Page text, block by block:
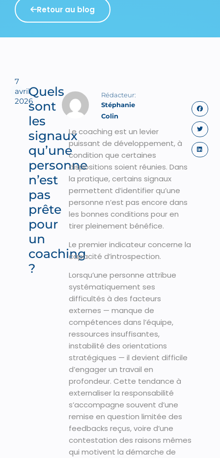
Retour au blog
7
avril
2026
Quels
sont
les
signaux
qu’une
personne
n’est
pas
prête
pour
un
coaching
?
Stéphanie
Colin
Le coaching est un levier
puissant de développement, à
condition que certaines
dispositions soient réunies. Dans
la pratique, certains signaux
permettent d’identifier qu’une
personne n’est pas encore dans
les bonnes conditions pour en
tirer pleinement bénéfice.
Le premier indicateur concerne la
capacité d’introspection.
Lorsqu’une personne attribue
systématiquement ses
difficultés à des facteurs
externes — manque de
compétences dans l’équipe,
ressources insuffisantes,
instabilité des orientations
stratégiques — il devient difficile
d’engager un travail en
profondeur. Cette tendance à
externaliser la responsabilité
s’accompagne souvent d’une
remise en question limitée des
feedbacks reçus, voire d’une
contestation des raisons mêmes
qui motivent la démarche de